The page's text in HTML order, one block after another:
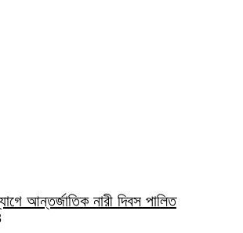
আন্তর্জাতিক নারী দিবস পালিত